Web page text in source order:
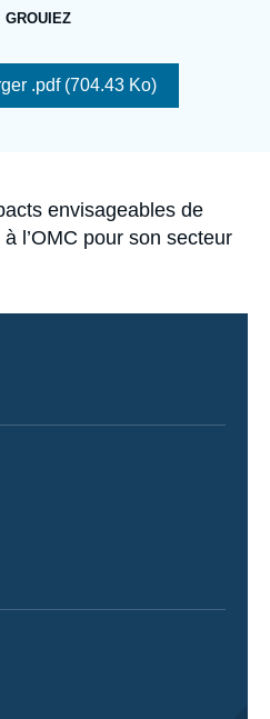
GROUIEZ
.pdf (704.43 Ko)
envisageables de
à l’OMC pour son secteur